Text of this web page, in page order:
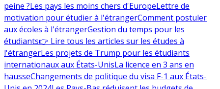
peine ?Les pays les moins chers d'EuropeLettre de
motivation pour étudier à l'étrangerComment postuler
aux écoles à l'étrangerGestion du temps pour les
étudiants👉 Lire tous les articles sur les études à
l'étrangerLes projets de Trump pour les étudiants
internationaux aux États-UnisLa licence en 3 ans en
hausseChangements de politique du visa F-1 aux États-